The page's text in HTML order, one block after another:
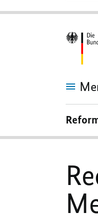
Dr.
Angela